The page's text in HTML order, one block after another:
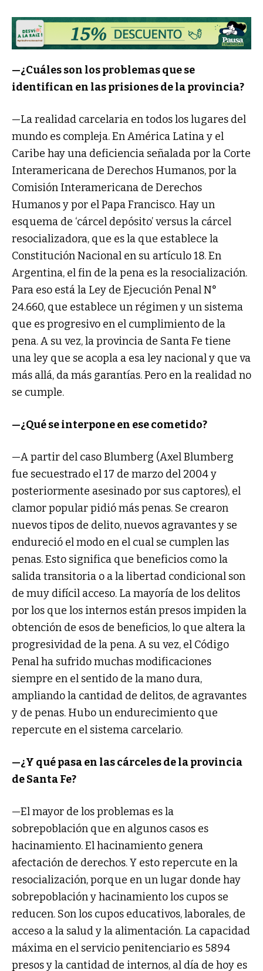
—¿Cuáles son los problemas que se
identifican en las prisiones de la provincia?
—La realidad carcelaria en todos los lugares del
mundo es compleja. En América Latina y el
Caribe hay una deficiencia señalada por la Corte
Interamericana de Derechos Humanos, por la
Comisión Interamericana de Derechos
Humanos y por el Papa Francisco. Hay un
esquema de ‘cárcel depósito’ versus la cárcel
resocializadora, que es la que establece la
Constitución Nacional en su artículo 18. En
Argentina, el fin de la pena es la resocialización.
Para eso está la Ley de Ejecución Penal N°
24.660, que establece un régimen y un sistema
que es progresivo en el cumplimiento de la
pena. A su vez, la provincia de Santa Fe tiene
una ley que se acopla a esa ley nacional y que va
más allá, da más garantías. Pero en la realidad no
se cumple.
—¿Qué se interpone en ese cometido?
—A partir del caso Blumberg (Axel Blumberg
fue secuestrado el 17 de marzo del 2004 y
posteriormente asesinado por sus captores), el
clamor popular pidió más penas. Se crearon
nuevos tipos de delito, nuevos agravantes y se
endureció el modo en el cual se cumplen las
penas. Esto significa que beneficios como la
salida transitoria o a la libertad condicional son
de muy difícil acceso. La mayoría de los delitos
por los que los internos están presos impiden la
obtención de esos de beneficios, lo que altera la
progresividad de la pena. A su vez, el Código
Penal ha sufrido muchas modificaciones
siempre en el sentido de la mano dura,
ampliando la cantidad de delitos, de agravantes
y de penas. Hubo un endurecimiento que
repercute en el sistema carcelario.
—¿Y qué pasa en las cárceles de la provincia
de Santa Fe?
—El mayor de los problemas es la
sobrepoblación que en algunos casos es
hacinamiento. El hacinamiento genera
afectación de derechos. Y esto repercute en la
resocialización, porque en un lugar donde hay
sobrepoblación y hacinamiento los cupos se
reducen. Son los cupos educativos, laborales, de
acceso a la salud y la alimentación. La capacidad
máxima en el servicio penitenciario es 5894
presos y la cantidad de internos, al día de hoy es